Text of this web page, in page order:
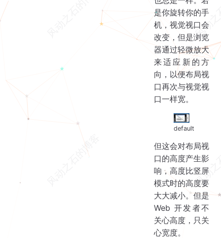
是你旋转你的手
机，视觉视口会
改变，但是浏览
器通过轻微放大
来适应新的方
向，以便布局视
口再次与视觉视
口一样宽。
default
但这会对布局视
口的高度产生影
响，高度比竖屏
模式时的高度要
大大减小。但是
Web 开发者不
关心高度，只关
心宽度。